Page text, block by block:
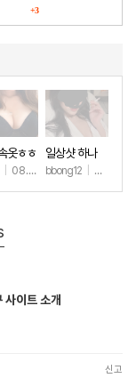
마그라
+3
옷ㅎㅎ
08.04 +72
일상샷 하나
bbong12 07.31
이트 소개
신고